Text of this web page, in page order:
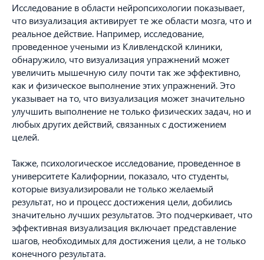
Исследование в области нейропсихологии показывает,
что визуализация активирует те же области мозга, что и
реальное действие. Например, исследование,
проведенное учеными из Кливлендской клиники,
обнаружило, что визуализация упражнений может
увеличить мышечную силу почти так же эффективно,
как и физическое выполнение этих упражнений. Это
указывает на то, что визуализация может значительно
улучшить выполнение не только физических задач, но и
любых других действий, связанных с достижением
целей.
Также, психологическое исследование, проведенное в
университете Калифорнии, показало, что студенты,
которые визуализировали не только желаемый
результат, но и процесс достижения цели, добились
значительно лучших результатов. Это подчеркивает, что
эффективная визуализация включает представление
шагов, необходимых для достижения цели, а не только
конечного результата.